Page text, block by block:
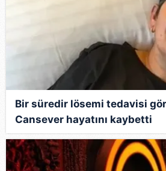
Bir süredir lösemi tedavisi
Cansever hayatını kaybetti